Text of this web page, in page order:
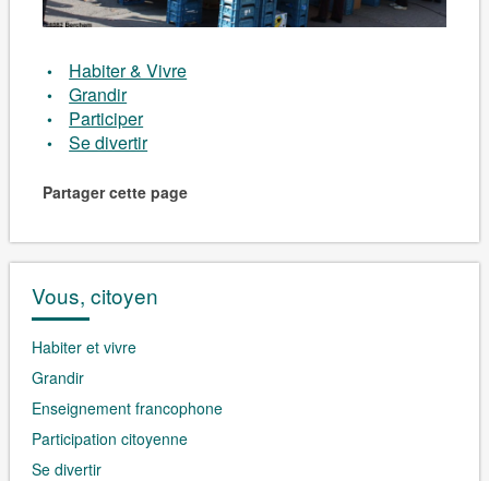
Habiter & Vivre
Grandir
Participer
Se divertir
Partager cette page
Vous, citoyen
Habiter et vivre
Grandir
Enseignement francophone
Participation citoyenne
Se divertir